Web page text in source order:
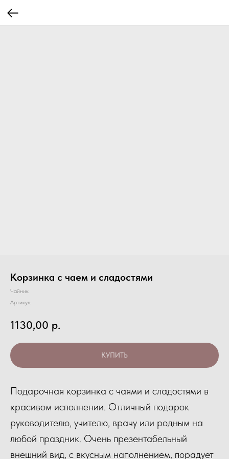
Корзинка с чаем и сладостями
Чайник
Артикул:
1130,00 р.
КУПИТЬ
Подарочная корзинка с чаями и сладостями в
красивом исполнении. Отличный подарок
руководителю, учителю, врачу или родным на
любой праздник. Очень презентабельный
внешний вид, с вкусным наполнением, порадует